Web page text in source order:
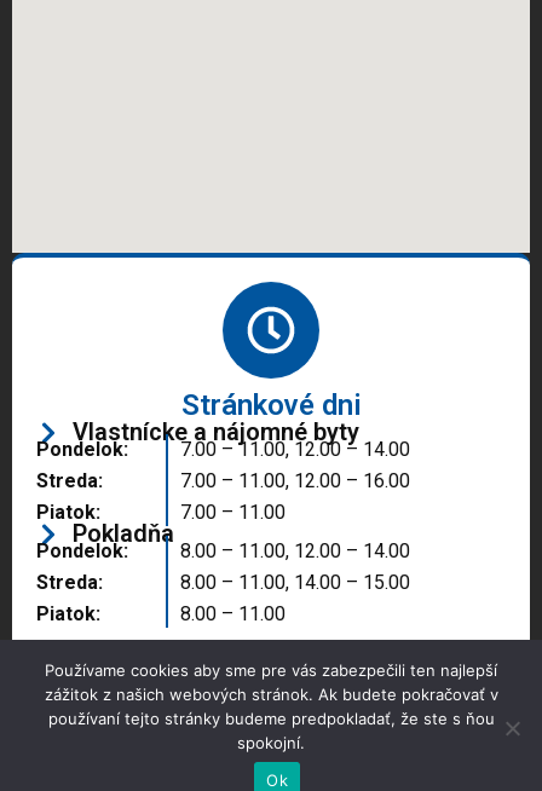
Stránkové dni
Vlastnícke a nájomné byty
Pondelok:
Streda:
Piatok:
7.00 – 11.00, 12.00 – 14.00
7.00 – 11.00, 12.00 – 16.00
7.00 – 11.00
Pokladňa
Pondelok:
Streda:
Piatok:
8.00 – 11.00, 12.00 – 14.00
8.00 – 11.00, 14.00 – 15.00
8.00 – 11.00
Copyright © 2025 Správa majetku mesta, n.o.,
Partizánske
Používame cookies aby sme pre vás zabezpečili ten najlepší
zážitok z našich webových stránok. Ak budete pokračovať v
používaní tejto stránky budeme predpokladať, že ste s ňou
spokojní.
Ok